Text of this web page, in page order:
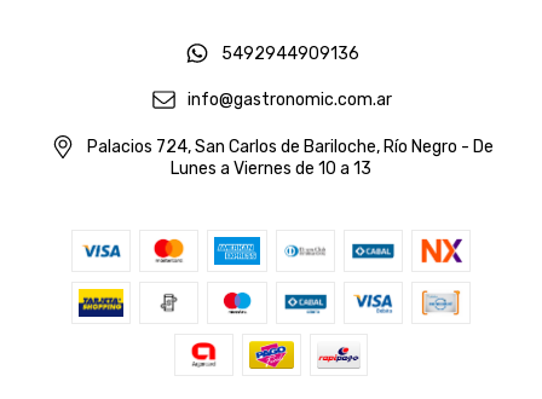
5492944909136
info@gastronomic.com.ar
Palacios 724, San Carlos de Bariloche, Río Negro - De
Lunes a Viernes de 10 a 13